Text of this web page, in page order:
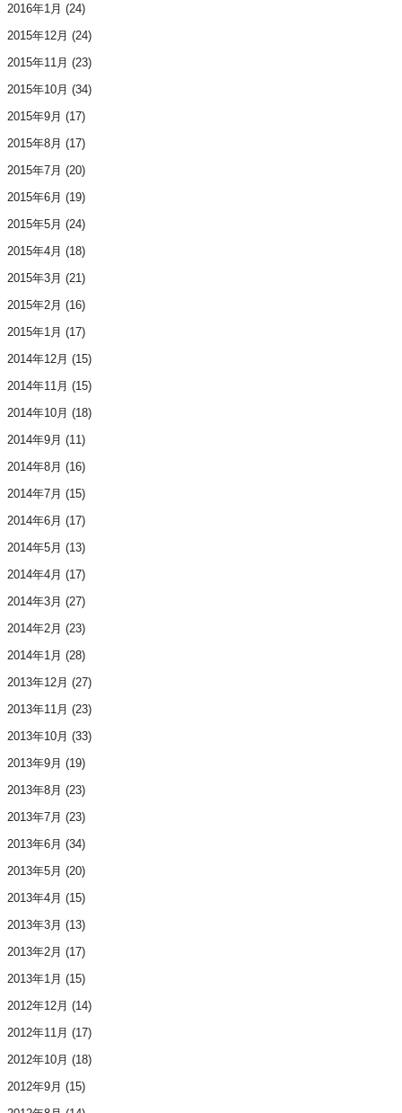
2016年1月 (24)
2015年12月 (24)
2015年11月 (23)
2015年10月 (34)
2015年9月 (17)
2015年8月 (17)
2015年7月 (20)
2015年6月 (19)
2015年5月 (24)
2015年4月 (18)
2015年3月 (21)
2015年2月 (16)
2015年1月 (17)
2014年12月 (15)
2014年11月 (15)
2014年10月 (18)
2014年9月 (11)
2014年8月 (16)
2014年7月 (15)
2014年6月 (17)
2014年5月 (13)
2014年4月 (17)
2014年3月 (27)
2014年2月 (23)
2014年1月 (28)
2013年12月 (27)
2013年11月 (23)
2013年10月 (33)
2013年9月 (19)
2013年8月 (23)
2013年7月 (23)
2013年6月 (34)
2013年5月 (20)
2013年4月 (15)
2013年3月 (13)
2013年2月 (17)
2013年1月 (15)
2012年12月 (14)
2012年11月 (17)
2012年10月 (18)
2012年9月 (15)